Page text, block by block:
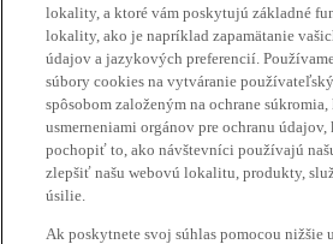
lokality, a ktoré vám poskytujú základné
lokality, ako je napríklad zapamätanie
údajov a jazykových preferencií.
súbory cookies na vytváranie
spôsobom založeným na ochrane
usmerneniami orgánov pre ochranu údajov,
pochopiť to, ako návštevníci používajú
zlepšiť našu webovú lokalitu, produkty,
úsilie.
Ak poskytnete svoj súhlas pomocou nižšie